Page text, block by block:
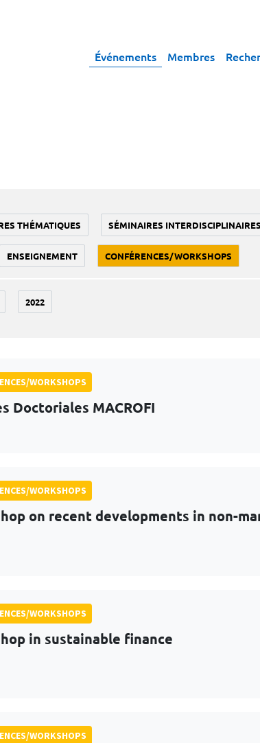
Événements Membres
THÉMATIQUES SÉMINAIRES INTERDISCIPLINAIRES
ENSEIGNEMENT CONFÉRENCES/WORKSHOPS
2022
WORKSHOPS
Doctoriales MACROFI
WORKSHOPS
on recent developments in non-
WORKSHOPS
in sustainable finance
WORKSHOPS